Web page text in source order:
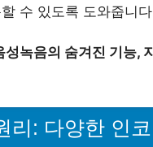
수 있도록 도와줍니
성녹음의 숨겨진 기능,
리: 다양한 인